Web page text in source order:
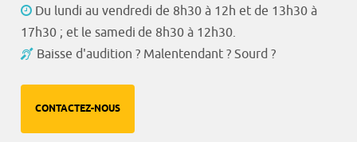
Du lundi au vendredi de 8h30 à 12h et de 13h30 à
17h30 ; et le samedi de 8h30 à 12h30.
Baisse d'audition ? Malentendant ? Sourd ?
CONTACTEZ-NOUS